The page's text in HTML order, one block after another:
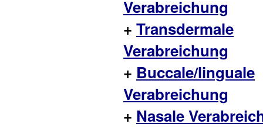
Verabreichung
+ Transdermale
Verabreichung
+ Buccale/linguale
Verabreichung
+ Nasale